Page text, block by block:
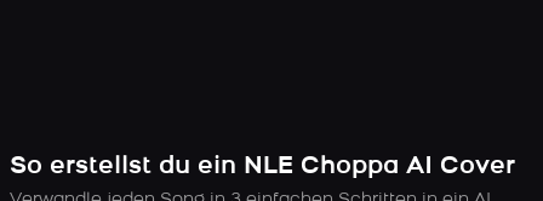
So erstellst du ein NLE Choppa AI Cover